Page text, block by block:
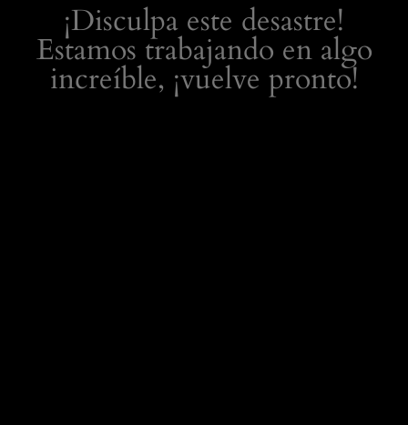
¡Disculpa este desastre!
Estamos trabajando en algo
increíble, ¡vuelve pronto!